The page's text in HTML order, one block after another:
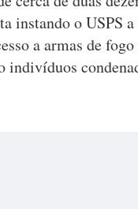
instando o USPS
a armas de fogo
indivíduos